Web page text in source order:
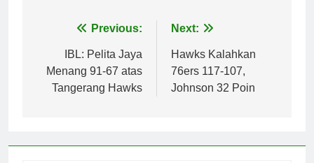
navigation
Previous:
IBL: Pelita Jaya
Menang 91-67 atas
Tangerang Hawks
Next:
Hawks Kalahkan
76ers 117-107,
Johnson 32 Poin